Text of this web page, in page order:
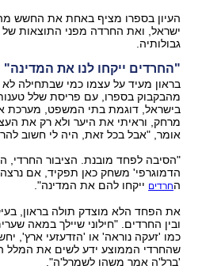
העיון בספרו מציף באחת את החשש
ישראל, ואת החרדה מפני התוצאות של
גבולותיה.
"החרדים ייקחו לנו את המדינה"
בראון מעיד על עצמו כמי שבתחילה
מהבקבוק בספרו, עם פריסת שלל
בישראל, דוגמת בתי המשפט, מערכת
מרחק, וראיתי את היער ולא רק את
אומר, "אבל בכל זאת, היה לי חשוב
"הסיבה לפחד מובנת. הציבור החרדי,
הדמוגרפי' משחק כאן תפקיד, אם
החרדים ייקחו להם את המדינה".
את הפחד הלא מוצדק תולה בראון,
ובין החרדים. "חילוני שיילך במאה
כמו 'זעקה נוראה' או 'הזדעזעי ארץ',
שהחרדי הממוצע ידע לשים את המלל
'ברל'ה אמר משהו לשמרל'ה".